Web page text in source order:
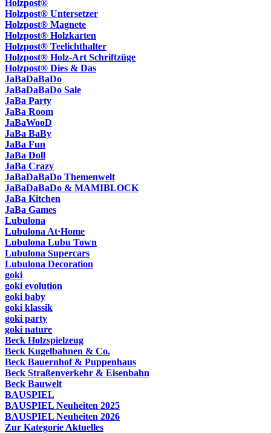
Holzpost®
Holzpost® Untersetzer
Holzpost® Magnete
Holzpost® Holzkarten
Holzpost® Teelichthalter
Holzpost® Holz-Art Schriftzüge
Holzpost® Dies & Das
JaBaDaBaDo
JaBaDaBaDo Sale
JaBa Party
JaBa Room
JaBaWooD
JaBa BaBy
JaBa Fun
JaBa Doll
JaBa Crazy
JaBaDaBaDo Themenwelt
JaBaDaBaDo & MAMIBLOCK
JaBa Kitchen
JaBa Games
Lubulona
Lubulona At·Home
Lubulona Lubu Town
Lubulona Supercars
Lubulona Decoration
goki
goki evolution
goki baby
goki klassik
goki party
goki nature
Beck Holzspielzeug
Beck Kugelbahnen & Co.
Beck Bauernhof & Puppenhaus
Beck Straßenverkehr & Eisenbahn
Beck Bauwelt
BAUSPIEL
BAUSPIEL Neuheiten 2025
BAUSPIEL Neuheiten 2026
Zur Kategorie Aktuelles